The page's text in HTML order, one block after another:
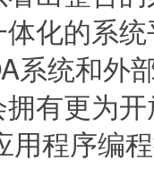
化的系
系统和外
有更为
用程序编